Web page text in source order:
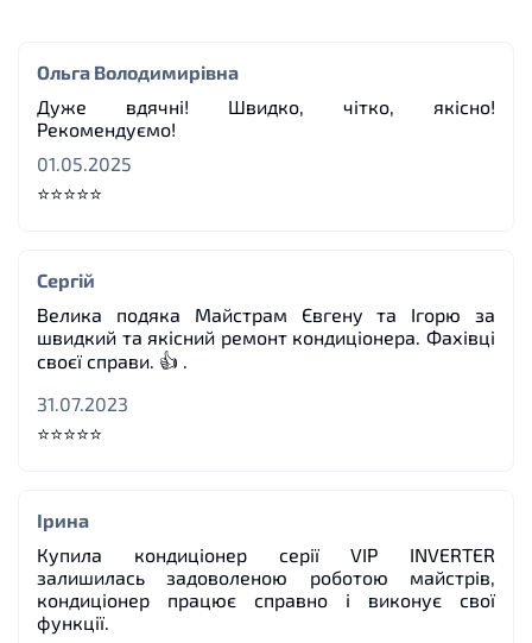
Ольга Володимирівна
Дуже вдячні! Швидко, чітко, якісно!
Рекомендуємо!
01.05.2025
⭐⭐⭐⭐⭐
Сергій
Велика подяка Майстрам Євгену та Ігорю за
швидкий та якісний ремонт кондиціонера. Фахівці
своєї справи. 👍 .
31.07.2023
⭐⭐⭐⭐⭐
Ірина
Купила кондиціонер серії VIP INVERTER
залишилась задоволеною роботою майстрів,
кондиціонер працює справно і виконує свої
функції.